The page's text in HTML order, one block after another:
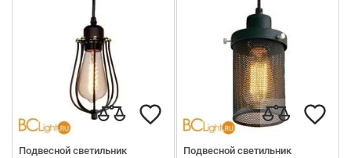
Подвесной светильник
Подвесной светильник